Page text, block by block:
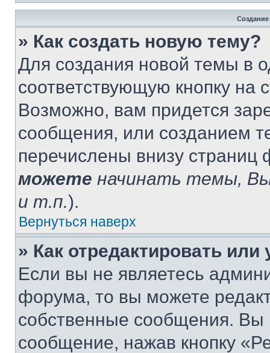
» Как создать новую тему?
Для создания новой темы в
соответствующую кнопку
Возможно, вам придется
сообщения, или созданием
перечислены внизу
можете начинать темы,
и т.п.).
Вернуться наверх
» Как отредактировать
Если вы не являетесь
форума, то вы можете
собственные сообщения. Вы
сообщение, нажав кнопку